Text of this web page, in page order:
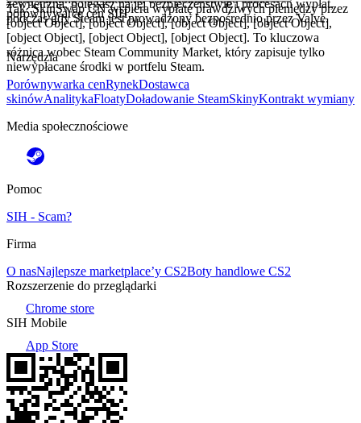
zewnętrzna, polegasz na jej bezpieczeństwie i procesach wypłat,
podczas gdy Steam jest prowadzony bezpośrednio przez Valve.
porównywarce cen SIH.
Tak. SkinSwap CN wspiera wypłatę prawdziwych pieniędzy przez
[object Object], [object Object], [object Object], [object Object],
[object Object], [object Object], [object Object]. To kluczowa
różnica wobec Steam Community Market, który zapisuje tylko
niewypłacane środki w portfelu Steam.
Narzędzia
Porównywarka cenRynekDostawca
skinówAnalitykaFloatyDoładowanie SteamSkinyKontrakt wymiany
Media społecznościowe
Pomoc
SIH - Scam?
Firma
O nasNajlepsze marketplace’y CS2Boty handlowe CS2
Rozszerzenie do przeglądarki
Chrome store
SIH Mobile
App Store